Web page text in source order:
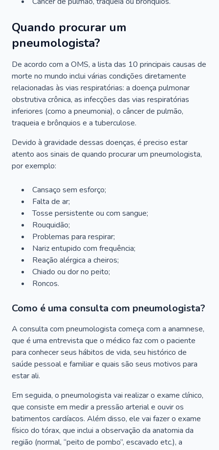
Quando procurar um
pneumologista?
De acordo com a OMS, a lista das 10 principais causas de
morte no mundo inclui várias condições diretamente
relacionadas às vias respiratórias: a doença pulmonar
obstrutiva crônica, as infecções das vias respiratórias
inferiores (como a pneumonia), o câncer de pulmão,
traqueia e brônquios e a tuberculose.
Devido à gravidade dessas doenças, é preciso estar
atento aos sinais de quando procurar um pneumologista,
por exemplo:
Cansaço sem esforço;
Falta de ar;
Tosse persistente ou com sangue;
Rouquidão;
Problemas para respirar;
Nariz entupido com frequência;
Reação alérgica a cheiros;
Chiado ou dor no peito;
Roncos.
Como é uma consulta com pneumologista?
A consulta com pneumologista começa com a anamnese,
que é uma entrevista que o médico faz com o paciente
para conhecer seus hábitos de vida, seu histórico de
saúde pessoal e familiar e quais são seus motivos para
estar ali.
Em seguida, o pneumologista vai realizar o exame clínico,
que consiste em medir a pressão arterial e ouvir os
batimentos cardíacos. Além disso, ele vai fazer o exame
físico do tórax, que inclui a observação da anatomia da
região (normal, “peito de pombo”, escavado etc.), a